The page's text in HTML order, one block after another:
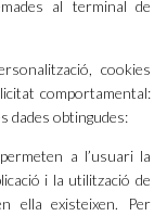
al terminal de
cookies
comportamental:
dades obtingudes:
a l’usuari la
i la utilització de
ella existeixen. Per